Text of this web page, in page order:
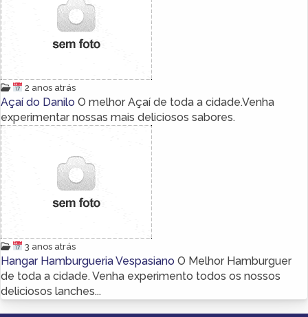
2 anos atrás
Açaí do Danilo O melhor Açaí de toda a cidade.Venha
experimentar nossas mais deliciosos sabores.
3 anos atrás
Hangar Hamburgueria Vespasiano O Melhor Hamburguer
de toda a cidade. Venha experimento todos os nossos
deliciosos lanches...